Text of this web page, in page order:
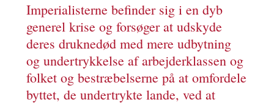
Imperialisterne befinder sig i en dyb
generel krise og forsøger at udskyde
deres druknedød med mere udbytning
og undertrykkelse af arbejderklassen og
folket og bestræbelserne på at omfordele
byttet, de undertrykte lande, ved at